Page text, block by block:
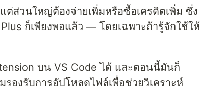
ต่ส่วนใหญ่ต้องจ่ายเพิ่มหรือซื้อเครดิตเพิ่ม ซึ่ง
ก็เพียงพอแล้ว — โดยเฉพาะถ้ารู้จักใช้ให้
บน VS Code ได้ และตอนนี้มันก็
องรับการอัปโหลดไฟล์เพื่อช่วยวิเคราะห์